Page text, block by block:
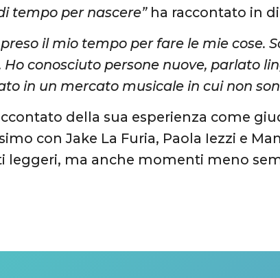
tempo per nascere”ha raccontato in
preso il mio tempo per fare le mie cose.
Ho conosciuto persone nuove, parlato
in un mercato musicale in cui non
della sua esperienza come
con Jake La Furia, Paola Iezzi e
leggeri, ma anche momenti meno